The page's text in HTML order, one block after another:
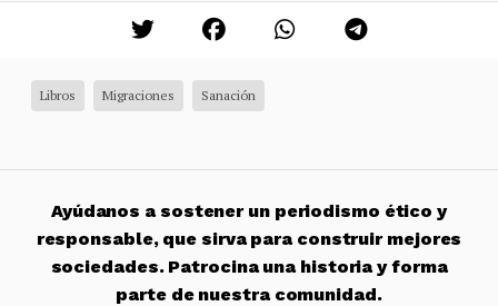
Libros Migraciones Sanación
Ayúdanos a sostener un periodismo ético y
responsable, que sirva para construir mejores
sociedades. Patrocina una historia y forma
parte de nuestra comunidad.